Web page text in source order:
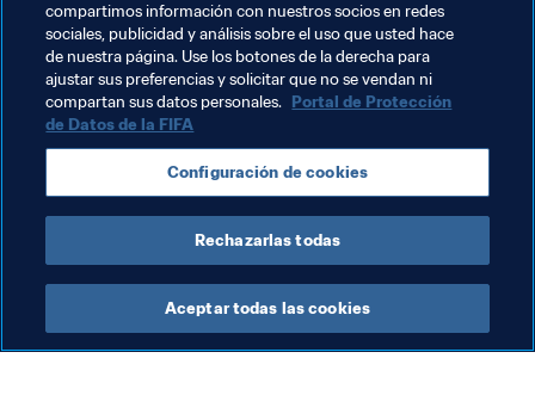
Temas relacionados
México New Zealand España
United Arab Emirates AFC UEFA
Concacaf OFC
compartimos información con nuestros socios en redes
sociales, publicidad y análisis sobre el uso que usted hace
de nuestra página. Use los botones de la derecha para
ajustar sus preferencias y solicitar que no se vendan ni
compartan sus datos personales. Portal de Protección
de Datos de la FIFA
Configuración de cookies
Rechazarlas todas
Aceptar todas las cookies